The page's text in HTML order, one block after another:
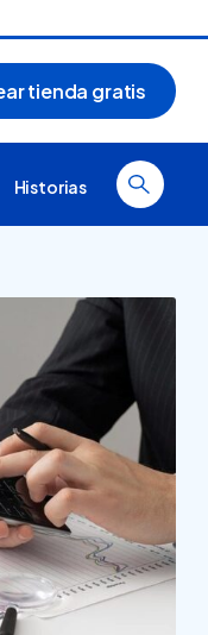
online
creadas con
tienda gratis
Historias